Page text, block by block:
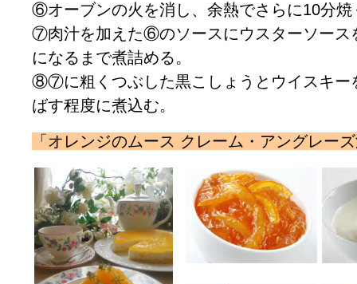
⑥オーブンの火を消し、余熱でさらに10分焼
⑦肉汁を加えた⑥のソースにウスターソース
になるまで煮詰める。
⑧⑦に粗くつぶした黒こしょうとウイスキー
ばす程度に煮込む。
「オレンジのムース クレーム・アングレー